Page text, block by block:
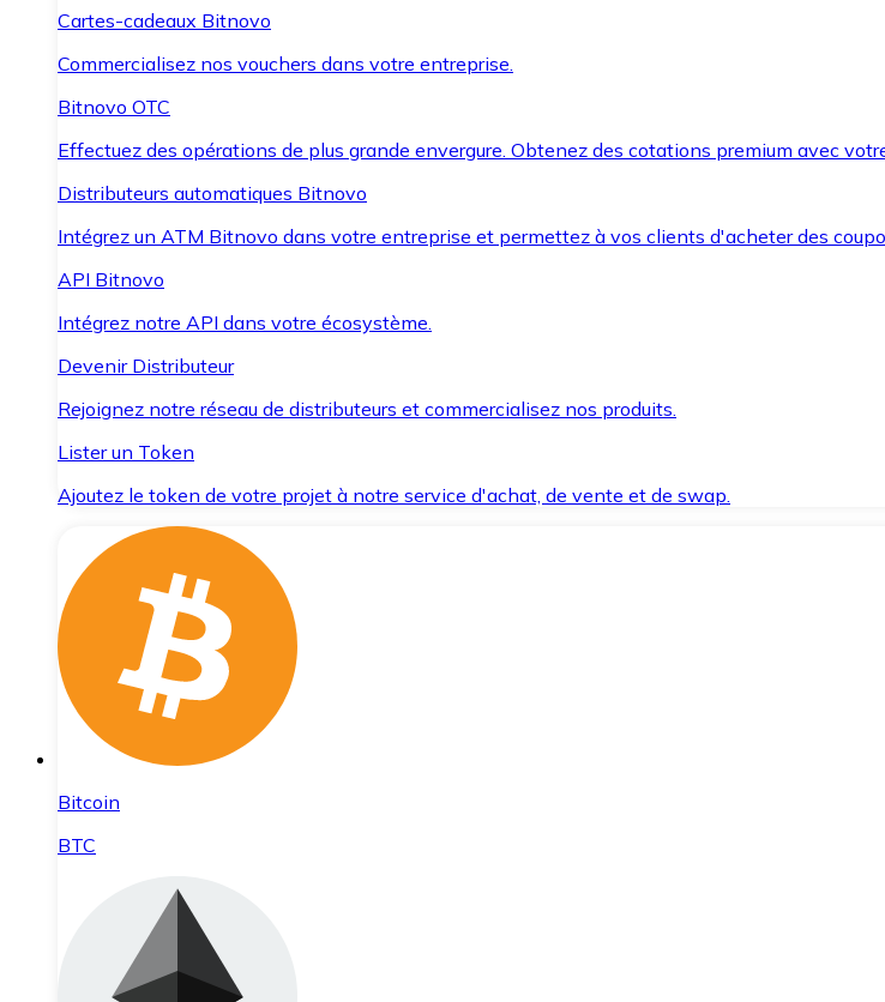
Cartes-cadeaux Bitnovo
Commercialisez nos vouchers dans votre entreprise.
Bitnovo OTC
Effectuez des opérations de plus grande envergure. Obtenez des cotations premium avec
Distributeurs automatiques Bitnovo
Intégrez un ATM Bitnovo dans votre entreprise et permettez à vos clients d'acheter des
API Bitnovo
Intégrez notre API dans votre écosystème.
Devenir Distributeur
Rejoignez notre réseau de distributeurs et commercialisez nos produits.
Lister un Token
Ajoutez le token de votre projet à notre service d'achat, de vente et de swap.
Bitcoin
BTC